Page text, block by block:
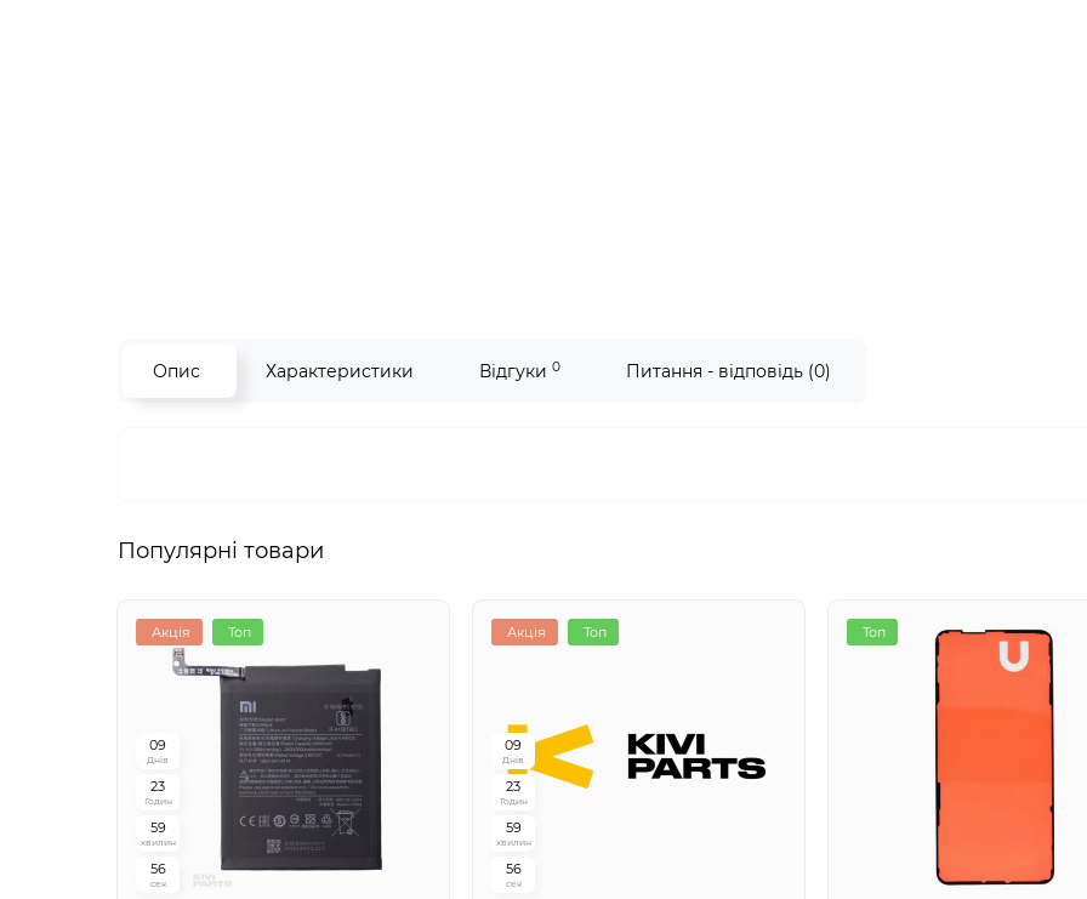
Опис Характеристики Відгуки 0 Питання - відповідь (0)
Популярні товари
Акція Топ
09
Днів
23
Годин
59
хвилин
55
сек
Акція Топ
09
Днів
23
Годин
59
хвилин
55
сек
Топ